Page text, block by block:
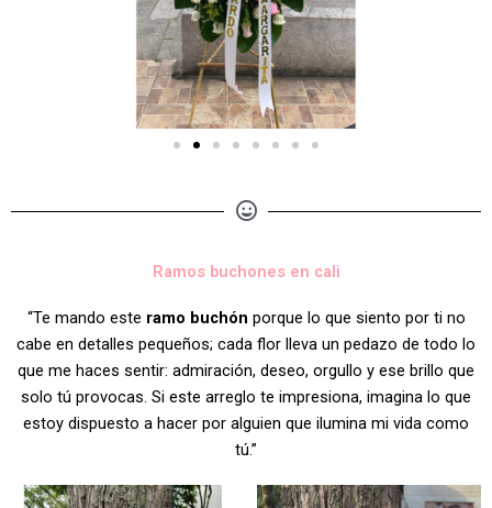
Ramos buchones en cali
“Te mando este ramo buchón porque lo que siento por ti no
cabe en detalles pequeños; cada flor lleva un pedazo de todo lo
que me haces sentir: admiración, deseo, orgullo y ese brillo que
solo tú provocas. Si este arreglo te impresiona, imagina lo que
estoy dispuesto a hacer por alguien que ilumina mi vida como
tú.”